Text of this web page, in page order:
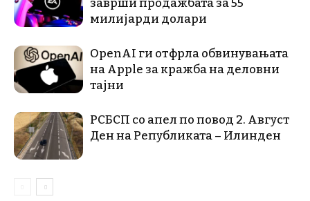
заврши продажбата за 55
милијарди долари
OpenAI ги отфрла обвинувањата
на Apple за кражба на деловни
тајни
РСБСП со апел по повод 2. Август
Ден на Републиката – Илинден